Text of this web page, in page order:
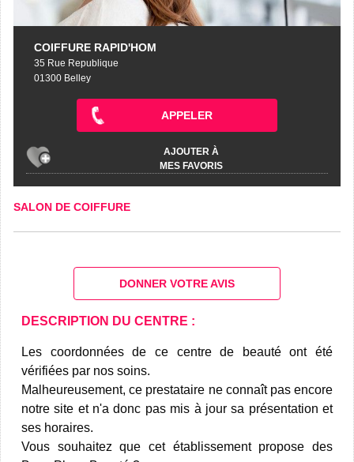
COIFFURE RAPID'HOM
35 Rue Republique
01300 Belley
APPELER
AJOUTER À
MES FAVORIS
SALON DE COIFFURE
DONNER VOTRE AVIS
DESCRIPTION DU CENTRE :
Les coordonnées de ce centre de beauté ont été
vérifiées par nos soins.
Malheureusement, ce prestataire ne connaît pas encore
notre site et n'a donc pas mis à jour sa présentation et
ses horaires.
Vous souhaitez que cet établissement propose des